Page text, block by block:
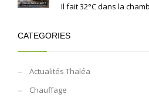
Il fait 32°C dans la
CATEGORIES
Actualités Thaléa
Chauffage